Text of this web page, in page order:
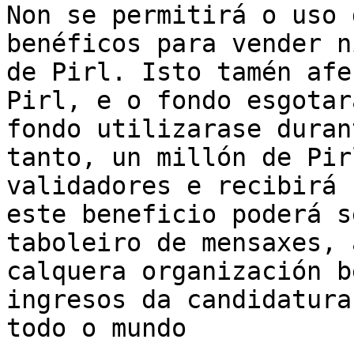
Non se permitirá o
benéficos para vender
de Pirl. Isto tamén
Pirl, e o fondo
fondo utilizarase
tanto, un millón de
validadores e recibirá
este beneficio poderá
taboleiro de mensaxes,
calquera organización
ingresos da
todo o mundo